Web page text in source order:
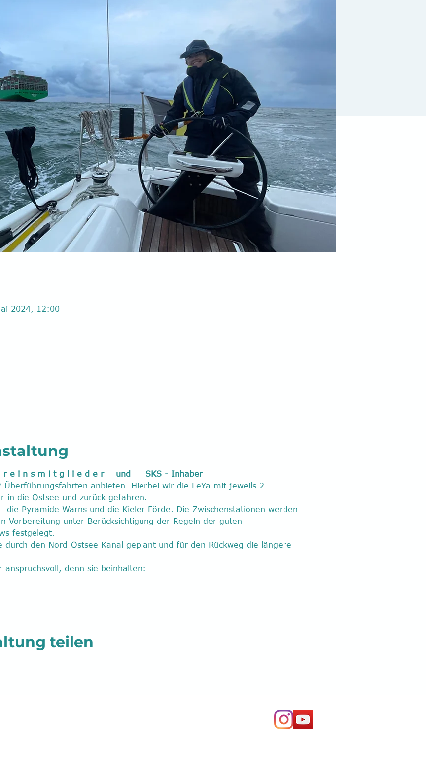
2024, 12:00
e i n s m i t g l i e d e r    und     SKS - Inhaber
Überführungsfahrten anbieten. Hierbei wir die LeYa mit jeweils 2
in die Ostsee und zurück gefahren.
die Pyramide Warns und die Kieler Förde. Die Zwischenstationen werden
Vorbereitung unter Berücksichtigung der Regeln der guten
festgelegt.
durch den Nord-Ostsee Kanal geplant und für den Rückweg die längere
anspruchsvoll, denn sie beinhalten:
teilen